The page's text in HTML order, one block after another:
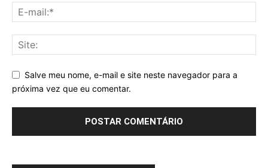
Salve meu nome, e-mail e site neste navegador para a
próxima vez que eu comentar.